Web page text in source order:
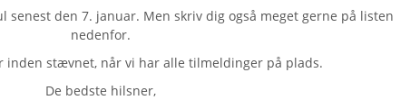
den 7. januar. Men skriv dig også meget gerne på listen
nedenfor.
inden stævnet, når vi har alle tilmeldinger på plads.
De bedste hilsner,